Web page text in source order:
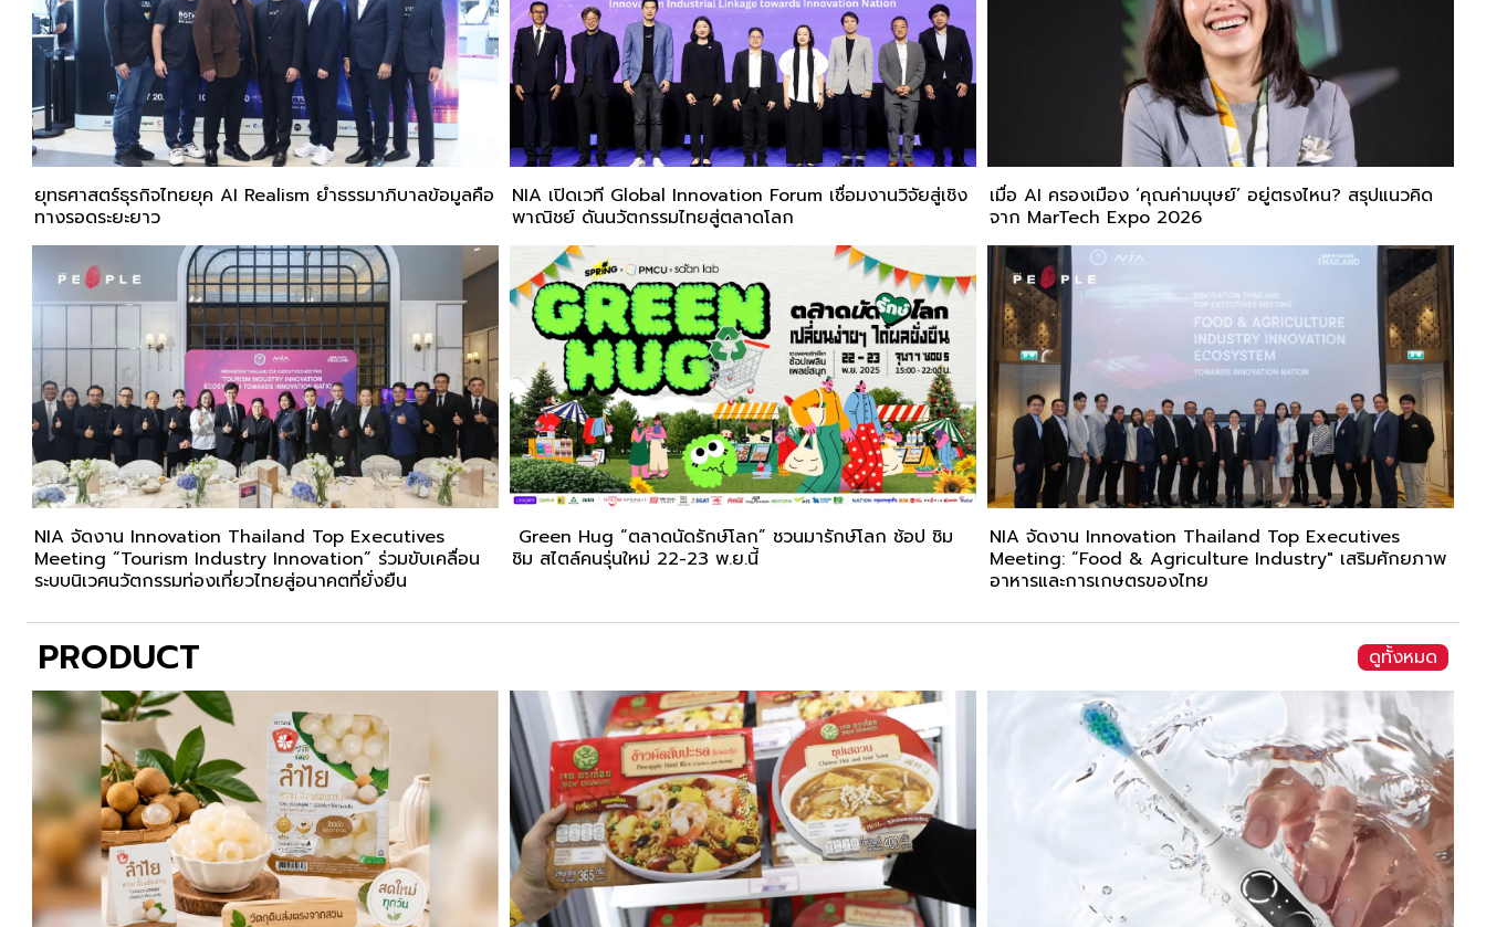
ยุทธศาสตร์ธุรกิจไทยยุค AI Realism ย้ำธรรมาภิบาลข้อมูลคือ
ทางรอดระยะยาว
NIA เปิดเวที Global Innovation Forum เชื่อมงานวิจัยสู่เชิง
พาณิชย์ ดันนวัตกรรมไทยสู่ตลาดโลก
เมื่อ AI ครองเมือง ‘คุณค่ามนุษย์’ อยู่ตรงไหน? สรุปแนวคิด
จาก MarTech Expo 2026
NIA จัดงาน Innovation Thailand Top Executives
Meeting “Tourism Industry Innovation” ร่วมขับเคลื่อน
ระบบนิเวศนวัตกรรมท่องเที่ยวไทยสู่อนาคตที่ยั่งยืน
Green Hug “ตลาดนัดรักษ์โลก” ชวนมารักษ์โลก ช้อป ชิม
ชิม สไตล์คนรุ่นใหม่ 22-23 พ.ย.นี้
NIA จัดงาน Innovation Thailand Top Executives
Meeting: “Food & Agriculture Industry" เสริมศักยภาพ
อาหารและการเกษตรของไทย
PRODUCT ดูทั้งหมด